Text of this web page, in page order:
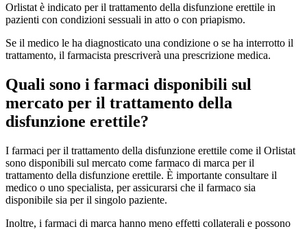
Orlistat è indicato per il trattamento della disfunzione erettile in
pazienti con condizioni sessuali in atto o con priapismo.
Se il medico le ha diagnosticato una condizione o se ha interrotto il
trattamento, il farmacista prescriverà una prescrizione medica.
Quali sono i farmaci disponibili sul
mercato per il trattamento della
disfunzione erettile?
I farmaci per il trattamento della disfunzione erettile come il Orlistat
sono disponibili sul mercato come farmaco di marca per il
trattamento della disfunzione erettile. È importante consultare il
medico o uno specialista, per assicurarsi che il farmaco sia
disponibile sia per il singolo paziente.
Inoltre, i farmaci di marca hanno meno effetti collaterali e possono